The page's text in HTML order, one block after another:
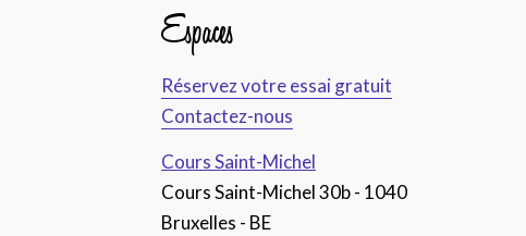
Espaces
Réservez votre essai gratuit
Contactez-nous
Cours Saint-Michel
Cours Saint-Michel 30b - 1040
Bruxelles - BE